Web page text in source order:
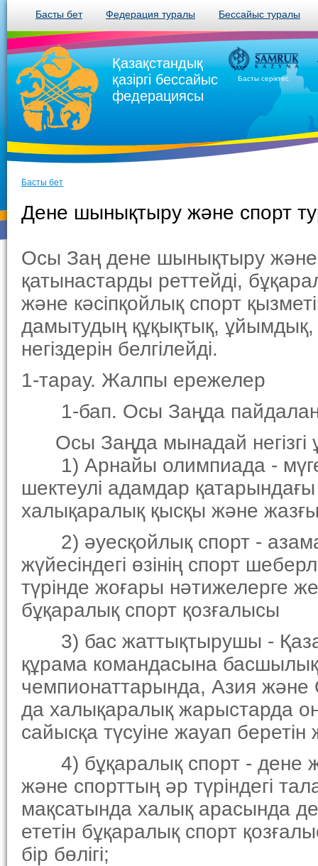
Басты бет Федерация туралы Бессайыс туралы
Қазақстандық
қазіргі бессайыс
федерациясы
Басты серіктес
Басты бет
Дене шынықтыру және спорт
Осы Заң дене шынықтыру және
қатынастарды реттейдi,
және кәсiпқойлық спорт
дамытудың құқықтық,
негiздерiн белгiлейдi.
1-тарау. Жалпы ережелер
1-бап. Осы Заңда
Осы Заңда мынадай негiзгi
1) Арнайы олимпиада -
шектеулi адамдар
халықаралық қысқы және
2) әуесқойлық спорт -
жүйесiндегi өзiнiң спорт
түрiнде жоғары нәтижелерге
бұқаралық спорт қозғалысы
3) бас жаттықтырушы -
құрама командасына
чемпионаттарында, Азия
да халықаралық жарыстарда
сайысқа түсуiне жауап
4) бұқаралық спорт - дене
және спорттың әр түрiндегi
мақсатында халық арасында
ететiн бұқаралық спорт
бiр бөлiгi;